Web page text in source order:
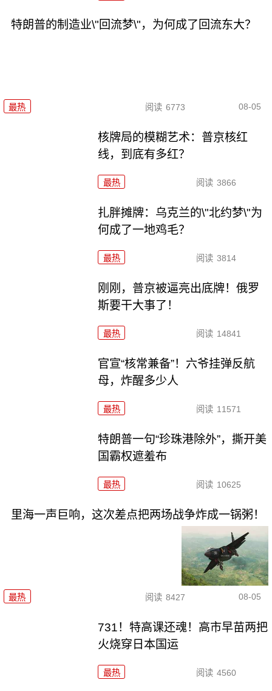
特朗普的制造业\"回流梦\"，为何成了回流东大？
最热 阅读 6773 08-05
核牌局的模糊艺术：普京核红
线，到底有多红？
最热 阅读 3866
扎胖摊牌：乌克兰的\"北约梦\"为
何成了一地鸡毛？
最热 阅读 3814
刚刚，普京被逼亮出底牌！俄罗
斯要干大事了！
最热 阅读 14841
官宣“核常兼备”！六爷挂弹反航
母，炸醒多少人
最热 阅读 11571
特朗普一句“珍珠港除外”，撕开美
国霸权遮羞布
最热 阅读 10625
里海一声巨响，这次差点把两场战争炸成一锅粥！
最热 阅读 8427 08-05
731！特高课还魂！高市早苗两把
火烧穿日本国运
最热 阅读 4560